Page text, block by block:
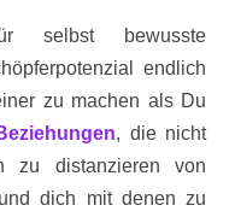
selbst bewusste
endlich
zu machen als Du
, die nicht
zu distanzieren von
dich mit denen zu